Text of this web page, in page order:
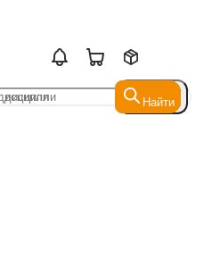
Найти
Найти